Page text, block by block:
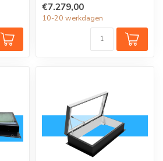
ideaal...
€7.279,00
10-20 werkdagen